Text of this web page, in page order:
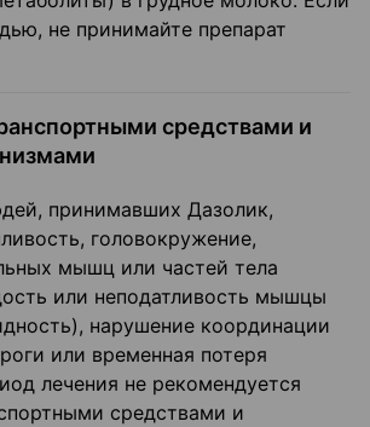
не принимайте препарат
средствами и
принимавших Дазолик,
головокружение,
мышц или частей тела
или неподатливость мышцы
нарушение координации
или временная потеря
лечения не рекомендуется
средствами и